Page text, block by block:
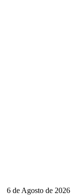
6 de Agosto de 2026